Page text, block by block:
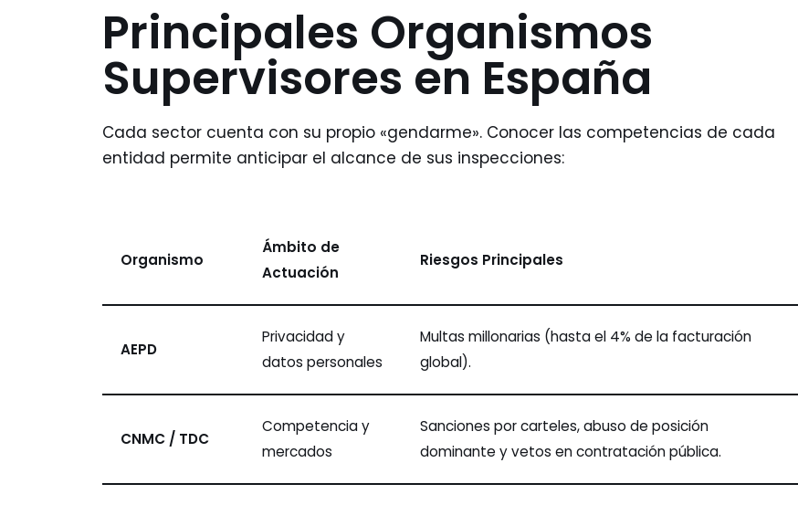
Principales Organismos
Supervisores en España
Cada sector cuenta con su propio «gendarme». Conocer las competencias de cada
entidad permite anticipar el alcance de sus inspecciones:
Organismo
Ámbito de
Actuación
Riesgos Principales
AEPD
Privacidad y
datos personales
Multas millonarias (hasta el 4% de la facturación
global).
CNMC / TDC
Competencia y
mercados
Sanciones por carteles, abuso de posición
dominante y vetos en contratación pública.